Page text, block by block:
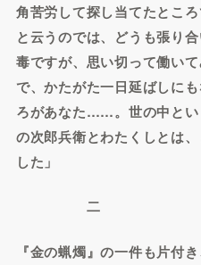
角苦労して探し当てたとこ
と云うのでは、どうも張り
毒ですが、思い切って働い
で、かたがた一日延ばしに
ろがあなた……。世の中とい
の次郎兵衛とわたくしとは
した」
二
『金の蝋燭』の一件も片付